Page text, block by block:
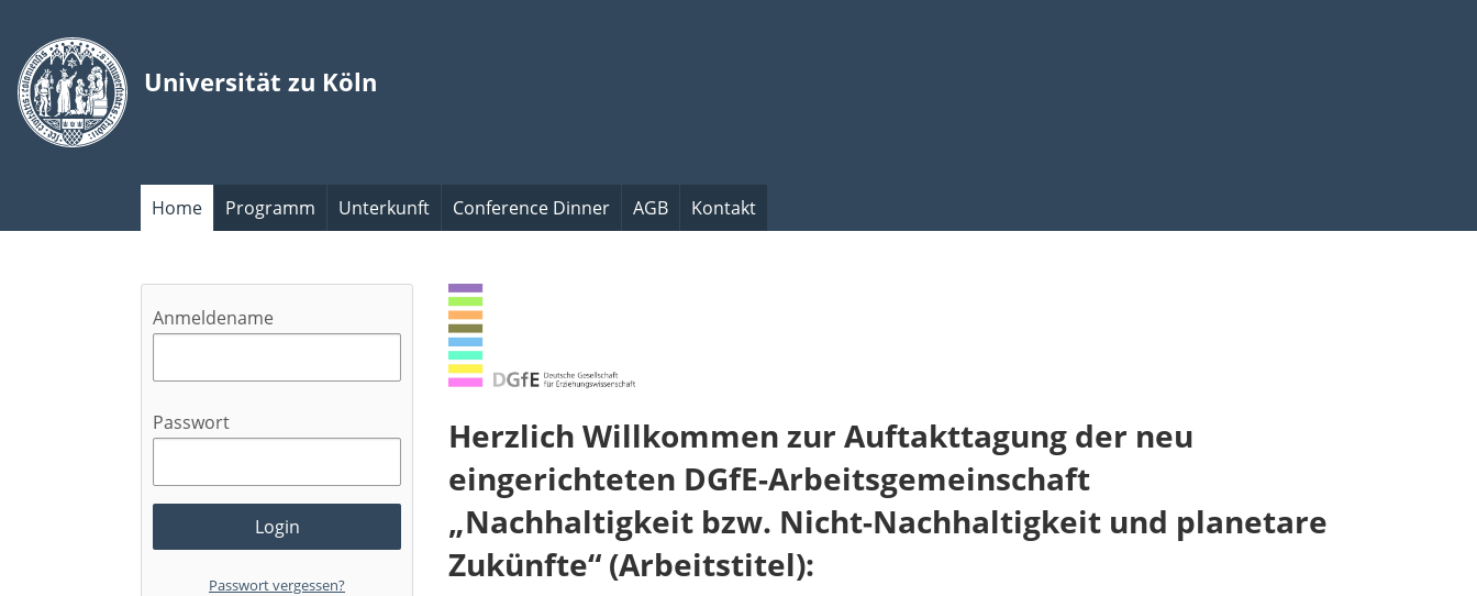
Zur Startseite
Home Programm Unterkunft Conference Dinner AGB Kontakt
Anmeldename
Passwort
Passwort vergessen?
Herzlich Willkommen zur Auftakttagung der neu
eingerichteten DGfE-Arbeitsgemeinschaft
„Nachhaltigkeit bzw. Nicht-Nachhaltigkeit und planetare
Zukünfte“ (Arbeitstitel):